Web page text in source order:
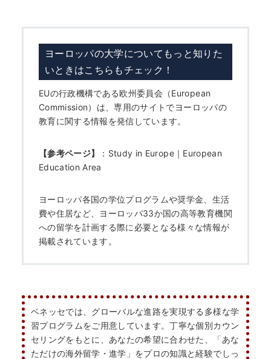
どうやって？
ヨーロッパの大学についてもっと知りた
いときはこちらもチェック！
EUの行政機構である欧州委員会（European
Commission）は、専用のサイトでヨーロッパの
教育に関する情報を発信しています。
【参考ページ】 ： Study in Europe｜European
Education Area
ヨーロッパ各国の学位プログラムや奨学金、生活
費や住居など、ヨーロッパ33か国の高等教育機関
への留学を計画する際に必要となる様々な情報が
掲載されています。
ベネッセでは、グローバルな進路を実現する多様な学
習プログラムをご用意しています。丁寧な個別カウン
セリングをもとに、あなたの希望に合わせた、「あな
ただけの海外留学・進学」をプロの知識と経験でしっ